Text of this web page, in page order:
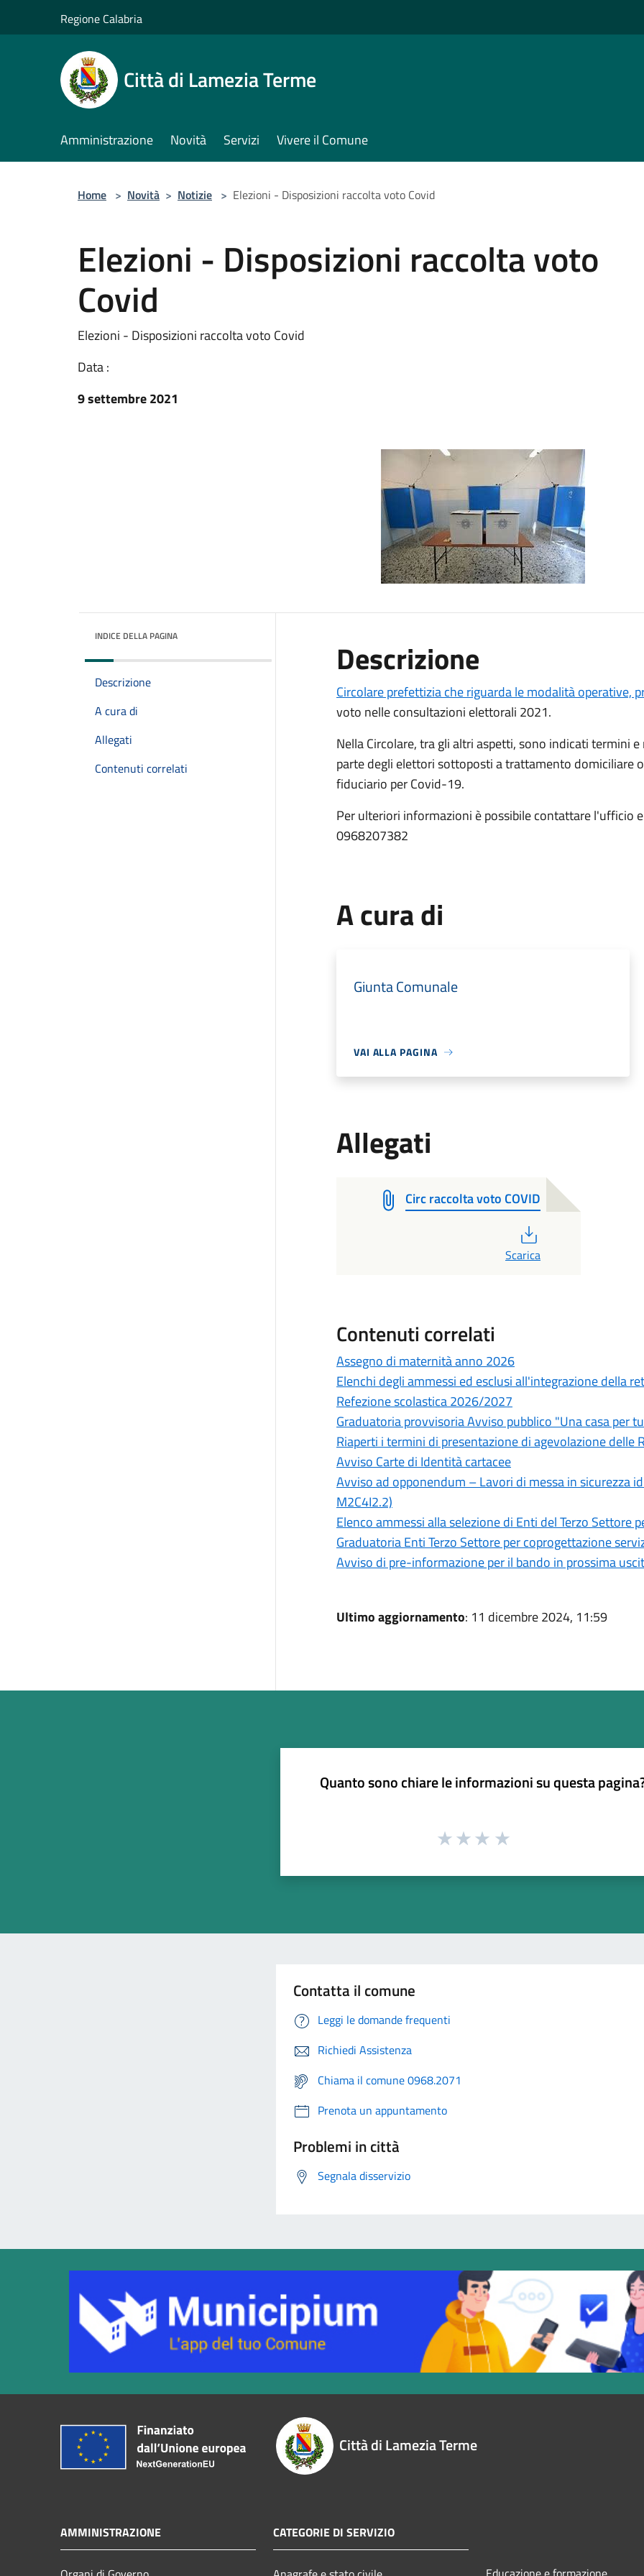
Regione Calabria
Città di Lamezia Terme
Amministrazione Novità Servizi Vivere il Comune
Home > Novità > Notizie > Elezioni - Disposizioni raccolta voto Covid
Elezioni - Disposizioni raccolta voto
Covid
Elezioni - Disposizioni raccolta voto Covid
Data :
9 settembre 2021
INDICE DELLA PAGINA
Descrizione
A cura di
Allegati
Contenuti correlati
Descrizione
Circolare prefettizia che riguarda le modalità operative,
voto nelle consultazioni elettorali 2021.
Nella Circolare, tra gli altri aspetti, sono indicati termini
parte degli elettori sottoposti a trattamento domiciliare
fiduciario per Covid-19.
Per ulteriori informazioni è possibile contattare
0968207382
A cura di
Giunta Comunale
VAI ALLA PAGINA
Allegati
Circ raccolta voto COVID
Scarica
Contenuti correlati
Assegno di maternità anno 2026
Elenchi degli ammessi ed esclusi all'integrazione della
Refezione scolastica 2026/2027
Graduatoria provvisoria Avviso pubblico "Una casa per
Riaperti i termini di presentazione di agevolazione delle
Avviso Carte di Identità cartacee
Avviso ad opponendum – Lavori di messa in sicurezza
M2C4I2.2)
Elenco ammessi alla selezione di Enti del Terzo Settore
Graduatoria Enti Terzo Settore per coprogettazione
Avviso di pre-informazione per il bando in prossima
Ultimo aggiornamento: 11 dicembre 2024, 11:59
Quanto sono chiare le informazioni su questa
Contatta il comune
Leggi le domande frequenti
Richiedi Assistenza
Chiama il comune 0968.2071
Prenota un appuntamento
Problemi in città
Segnala disservizio
Città di Lamezia Terme
AMMINISTRAZIONE CATEGORIE DI SERVIZIO